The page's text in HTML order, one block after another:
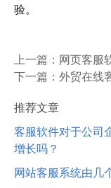
验。
上一篇： 网页客服
下一篇： 外贸在线
推荐文章
客服软件对于公司
增长吗？
网站客服系统由几